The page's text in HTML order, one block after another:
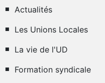
Actualités
Les Unions Locales
La vie de l'UD
Formation syndicale